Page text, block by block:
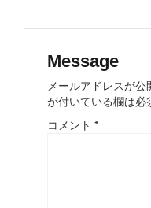
Message
メールアドレスが公
が付いている欄は必
コメント *